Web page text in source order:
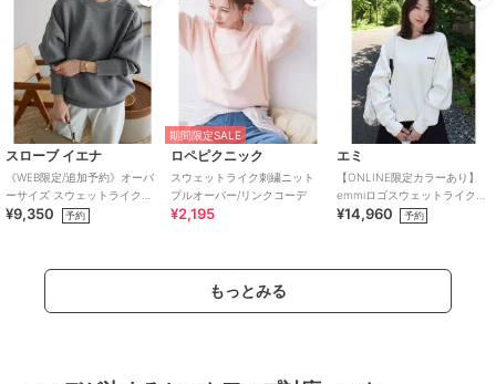
スローブ イエナ
《WEB限定/追加予約》オーバ
ーサイズ スウェットライクニ
ット
¥9,350 予約
期間限定SALE
ロペピクニック
スウェットライク刺繍ニット
プルオーバー/リンクコーデ
¥2,195
エミ
【ONLINE限定カラーあり】
emmiロゴスウェットライクニ
ット
¥14,960 予約
もっとみる